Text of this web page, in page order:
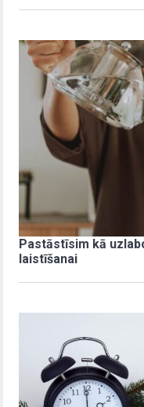
Pastāstīsim kā
laistīšanai